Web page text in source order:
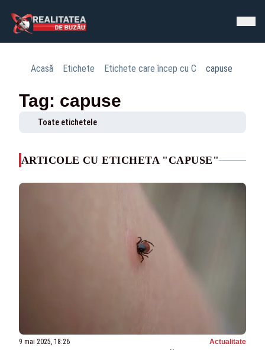
Acasă Etichete Etichete care încep cu C capuse
Tag: capuse
Toate etichetele
ARTICOLE CU ETICHETA "CAPUSE"
9 mai 2025, 18:26 Actualitate